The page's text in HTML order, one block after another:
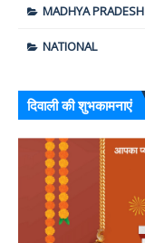
MADHYA PRADESH
NATIONAL
दिवाली की शुभकामनाएं